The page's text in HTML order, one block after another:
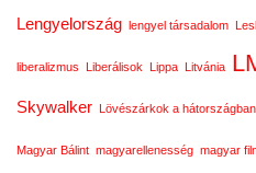
Lengyelország lengyel társadalom
liberalizmus Liberálisok Lippa Litvánia
Skywalker Lövészárkok a hátországban
Magyar Bálint magyarellenesség magyar